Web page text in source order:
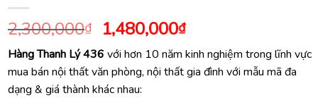
2,300,000₫ Giá
gốc
là:
2,300,000₫.
1,480,000₫Giá
hiện
tại
là:
Hàng Thanh Lý 436 với hơn 10 năm kinh nghiệm trong lĩnh vực
mua bán nội thất văn phòng, nội thất gia đình với mẫu mã đa
dạng & giá thành khác nhau: